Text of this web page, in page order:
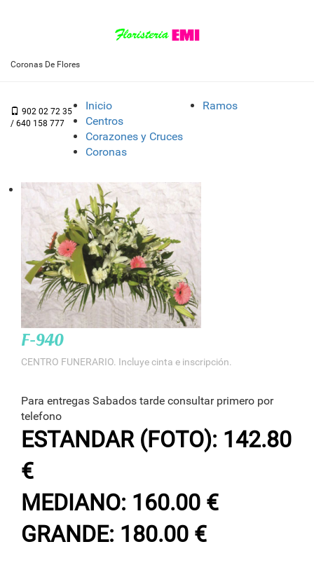
Coronas De Flores
902 02 72 35
/ 640 158 777
Inicio
Ramos
Centros
Corazones y Cruces
Coronas
F-940
CENTRO FUNERARIO. Incluye cinta e inscripción.
Para entregas Sabados tarde consultar primero por
telefono
ESTANDAR (FOTO): 142.80
€
MEDIANO: 160.00 €
GRANDE: 180.00 €